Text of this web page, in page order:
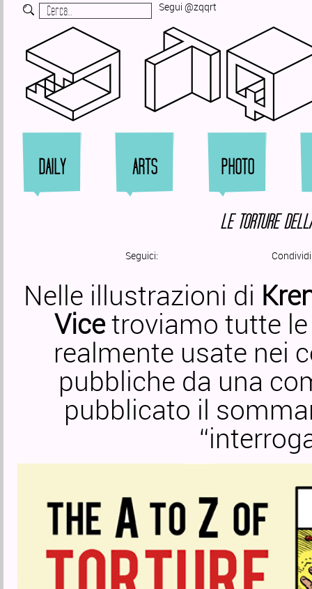
Segui @zqqrt
DAILY ARTS PHOTO
LE TORTURE
Seguici:
Nelle illustrazioni di
Vicetroviamo tutte le
realmente usate nei
pubbliche da una
pubblicato il